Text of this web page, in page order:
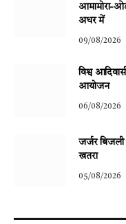
आमामोरा-
अधर में
09/08/2026
विश्व
आयोजन
06/08/2026
जर्जर बिजली
खतरा
05/08/2026